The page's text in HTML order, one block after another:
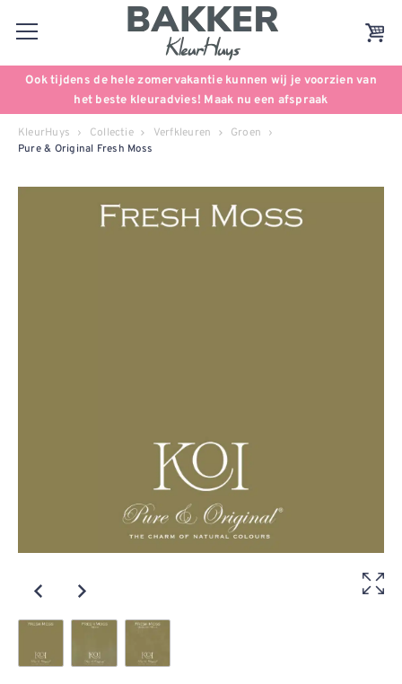
Ook tijdens de hele zomervakantie kunnen wij je voorzien van
het beste kleuradvies! Maak nu een afspraak
KleurHuys Collectie Verfkleuren Groen
Pure & Original Fresh Moss